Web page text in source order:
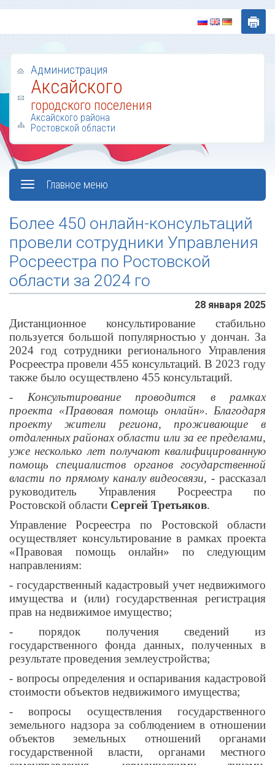
Администрация
Аксайского
городского поселения
Аксайского района
Ростовской области
Главное меню
Более 450 онлайн-консультаций
провели сотрудники Управления
Росреестра по Ростовской
области за 2024 го
28 января 2025
Дистанционное консультирование стабильно
пользуется большой популярностью у дончан. За
2024 год сотрудники регионального Управления
Росреестра провели 455 консультаций. В 2023 году
также было осуществлено 455 консультаций.
- Консультирование проводится в рамках
проекта «Правовая помощь онлайн». Благодаря
проекту жители региона, проживающие в
отдаленных районах области или за ее пределами,
уже несколько лет получают квалифицированную
помощь специалистов органов государственной
власти по прямому каналу видеосвязи, - рассказал
руководитель Управления Росреестра по
Ростовской области Сергей Третьяков.
Управление Росреестра по Ростовской области
осуществляет консультирование в рамках проекта
«Правовая помощь онлайн» по следующим
направлениям:
- государственный кадастровый учет недвижимого
имущества и (или) государственная регистрация
прав на недвижимое имущество;
- порядок получения сведений из
государственного фонда данных, полученных в
результате проведения землеустройства;
- вопросы определения и оспаривания кадастровой
стоимости объектов недвижимого имущества;
- вопросы осуществления государственного
земельного надзора за соблюдением в отношении
объектов земельных отношений органами
государственной власти, органами местного